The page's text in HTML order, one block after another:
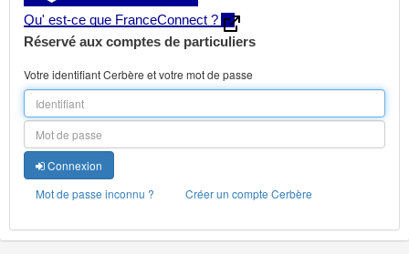
Qu' est-ce que FranceConnect ?
Réservé aux comptes de particuliers
Votre identifiant Cerbère et votre mot de passe
Connexion
Mot de passe inconnu ?
Créer un compte Cerbère